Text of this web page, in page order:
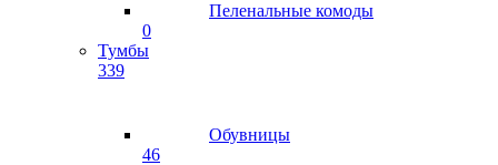
Пеленальные комоды
0
Тумбы
339
Обувницы
46